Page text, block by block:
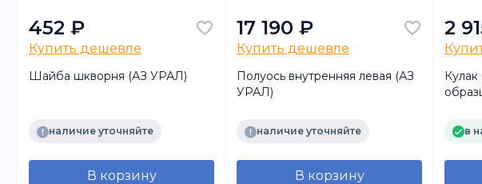
452 ₽
Купить дешевле
Шайба шкворня (АЗ УРАЛ)
наличие уточняйте
В корзину
17 190 ₽
Купить дешевле
Полуось внутренняя левая (АЗ
УРАЛ)
наличие уточняйте
В корзину
2
в